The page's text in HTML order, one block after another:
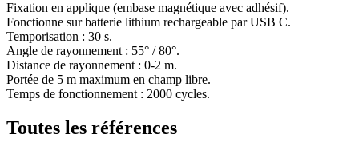
Fixation en applique (embase magnétique avec adhésif).
Fonctionne sur batterie lithium rechargeable par USB C.
Temporisation : 30 s.
Angle de rayonnement : 55° / 80°.
Distance de rayonnement : 0-2 m.
Portée de 5 m maximum en champ libre.
Temps de fonctionnement : 2000 cycles.
Toutes les références